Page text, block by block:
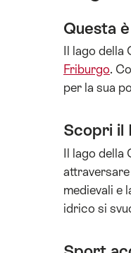
Questa
Il lago
Friburgo.
per la sua
Scopri il
Il lago
medievali e
idrico si